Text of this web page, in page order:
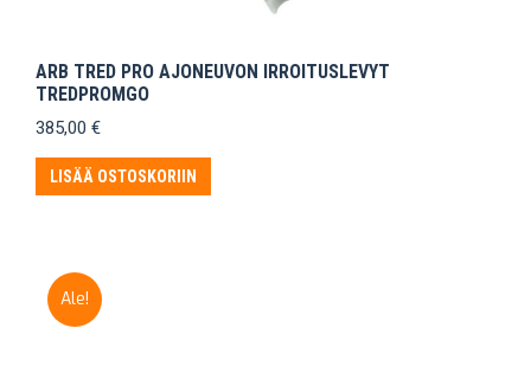
ARB TRED PRO AJONEUVON IRROITUSLEVYT
TREDPROMGO
385,00 €
LISÄÄ OSTOSKORIIN
Ale!